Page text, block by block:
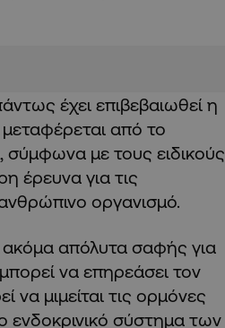
έχει επιβεβαιωθεί η
από το
με τους ειδικούς
έρευνα για τις
οργανισμό.
ακόμα απόλυτα σαφής για
να επηρεάσει τον
να μιμείται τις ορμόνες
ενδοκρινικό σύστημα των